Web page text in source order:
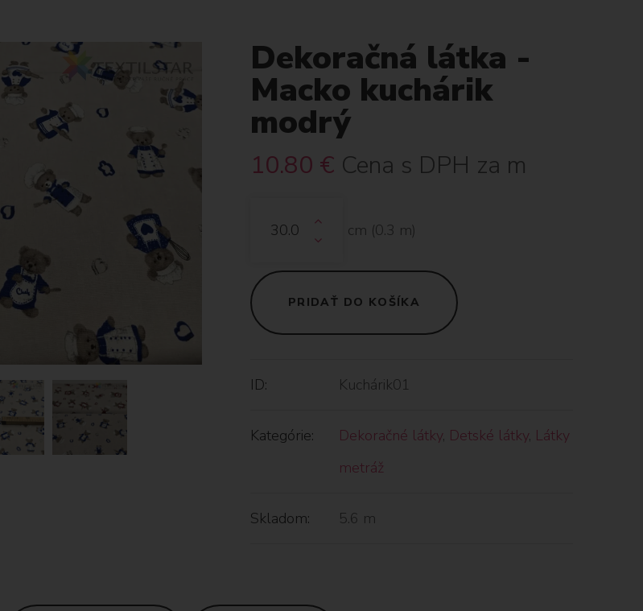
Dekoračná látka -
Macko kuchárik
modrý
10.80 € Cena s DPH za m
cm (0.3 m)
PRIDAŤ DO KOŠÍKA
ID: Kuchárik01
Kategórie: Dekoračné látky, Detské látky, Látky
metráž
Skladom: 5.6 m